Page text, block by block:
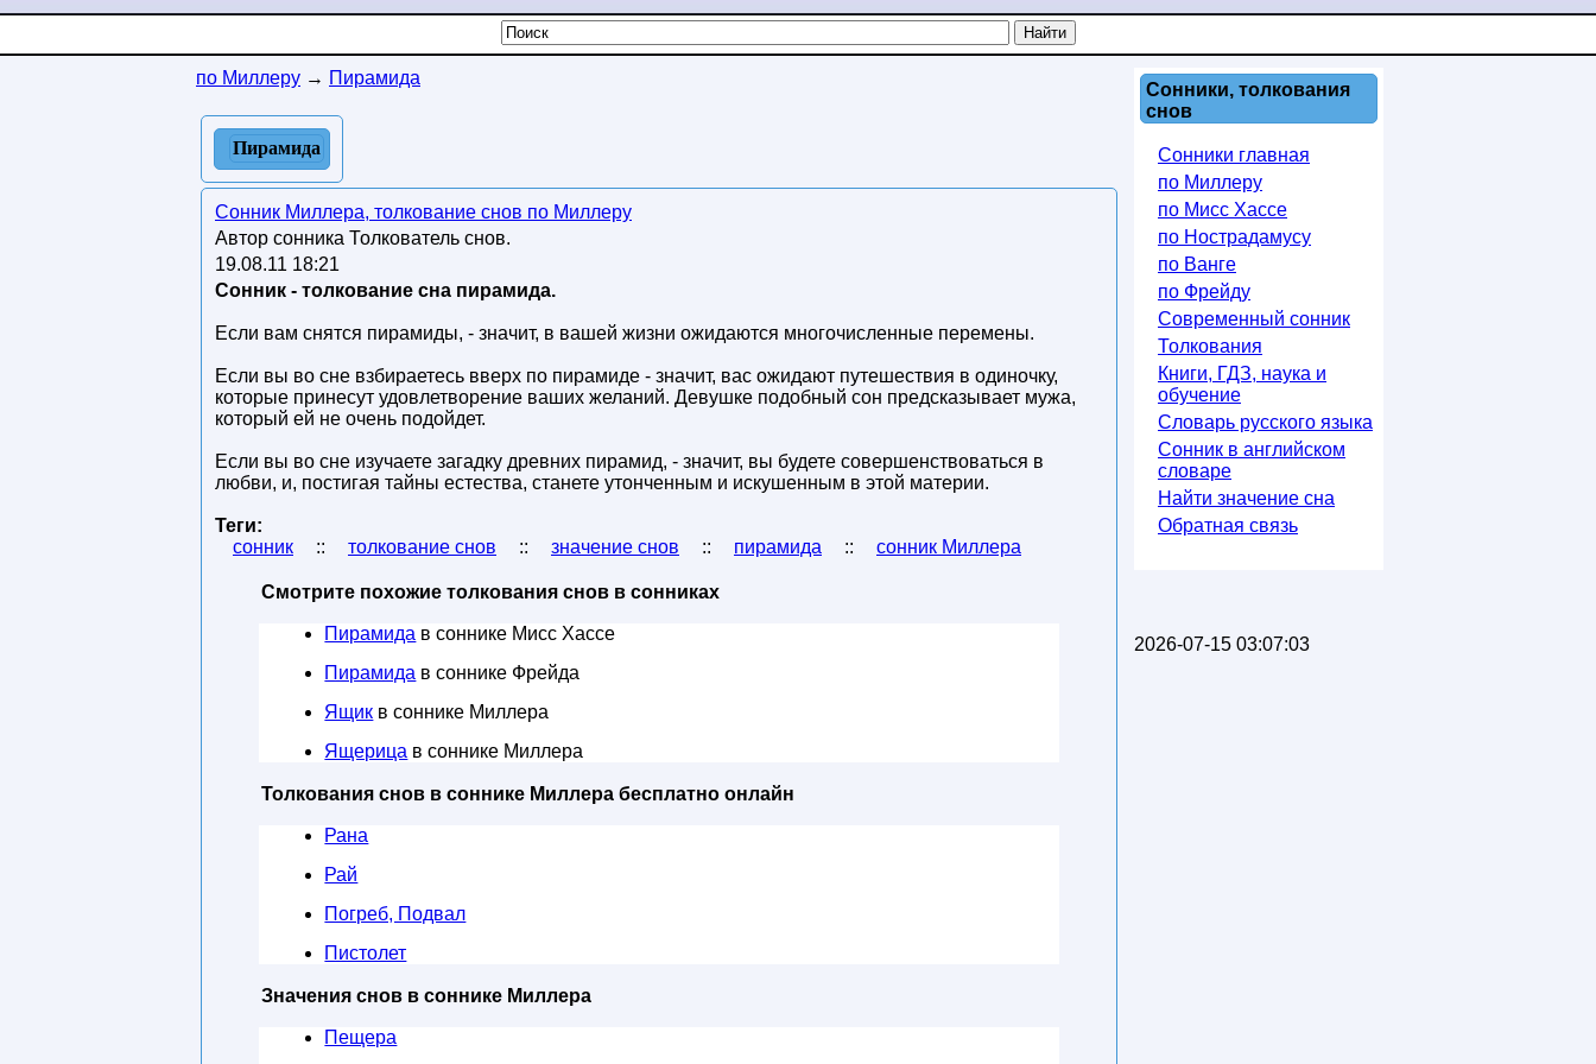
по Миллеру → Пирамида
Пирамида
Сонник Миллера, толкование снов по Миллеру
Автор сонника Толкователь снов.
19.08.11 18:21
Сонник - толкование сна пирамида.
Если вам снятся пирамиды, - значит, в вашей жизни ожидаются многочисленные перемены.
Если вы во сне взбираетесь вверх по пирамиде - значит, вас ожидают путешествия в одиночку,
которые принесут удовлетворение ваших желаний. Девушке подобный сон предсказывает мужа,
который ей не очень подойдет.
Если вы во сне изучаете загадку древних пирамид, - значит, вы будете совершенствоваться в
любви, и, постигая тайны естества, станете утонченным и искушенным в этой материи.
Теги:
сонник
:: толкование снов :: значение снов :: пирамида :: сонник Миллера
Смотрите похожие толкования снов в сонниках
Пирамида в соннике Мисс Хассе
Пирамида в соннике Фрейда
Ящик в соннике Миллера
Ящерица в соннике Миллера
Толкования снов в соннике Миллера бесплатно онлайн
Рана
Рай
Погреб, Подвал
Пистолет
Значения снов в соннике Миллера
Пещера
Сонники, толкования
снов
Сонники главная
по Миллеру
по Мисс Хассе
по Нострадамусу
по Ванге
по Фрейду
Современный сонник
Толкования
Книги, ГДЗ, наука и
обучение
Словарь русского языка
Сонник в английском
словаре
Найти значение сна
Обратная связь
2026-07-15 03:07:03